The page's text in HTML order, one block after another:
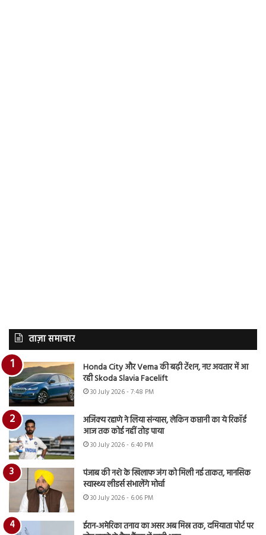
ताज़ा समाचार
Honda City और Verna की बढ़ी टेंशन, नए अवतार में आ
रही Skoda Slavia Facelift
30 July 2026 - 7:48 PM
अजिंक्य रहाणे ने लिया संन्यास, लेकिन कप्तानी का ये रिकॉर्ड
आज तक कोई नहीं तोड़ पाया
30 July 2026 - 6:40 PM
पंजाब की नशे के खिलाफ जंग को मिली नई ताकत, मानसिक
स्वास्थ्य लीडर्स संभालेंगे मोर्चा
30 July 2026 - 6:06 PM
ईरान-अमेरिका तनाव का असर अब मिस्र तक, दमियाता पोर्ट पर